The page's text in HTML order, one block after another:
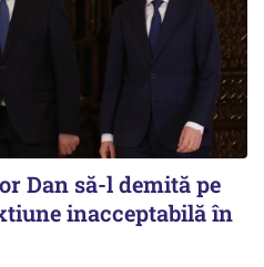
Dan să-l demită pe
inacceptabilă în